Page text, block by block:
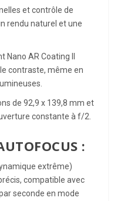
et contrôle de
rendu naturel et une
Nano AR Coating II
contraste, même en
de 92,9 x 139,8 mm et
constante à f/2.
:
extrême)
compatible avec
seconde en mode